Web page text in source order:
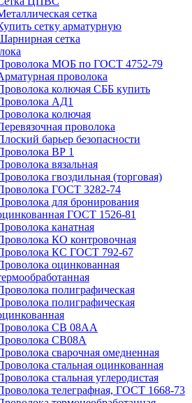
сетка
сетку арматурную
сетка
МОБ по ГОСТ 4752-79
проволока
колючая СББ купить
АД1
колючая
проволока
барьер безопасности
ВР 1
вязальная
гвоздильная (торговая)
ГОСТ 3282-74
для бронирования
ГОСТ 1526-81
канатная
КО контровочная
КС ГОСТ 792-67
оцинкованная
полиграфическая
полиграфическая
СВ 08АА
СВ08А
сварочная омедненная
стальная оцинкованная
стальная углеродистая
телеграфная, ГОСТ 1668-73